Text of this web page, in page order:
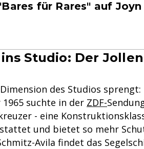
für Rares" auf
Studio: Der
des Studios
suchte in der ZDF-
- eine
und bietet so mehr
Avila findet das